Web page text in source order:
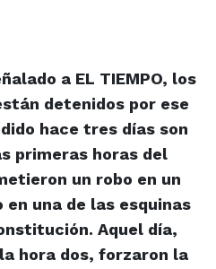
a EL TIEMPO, los
detenidos por ese
hace tres días son
primeras horas del
un robo en un
una de las esquinas
Aquel día,
hora dos, forzaron la